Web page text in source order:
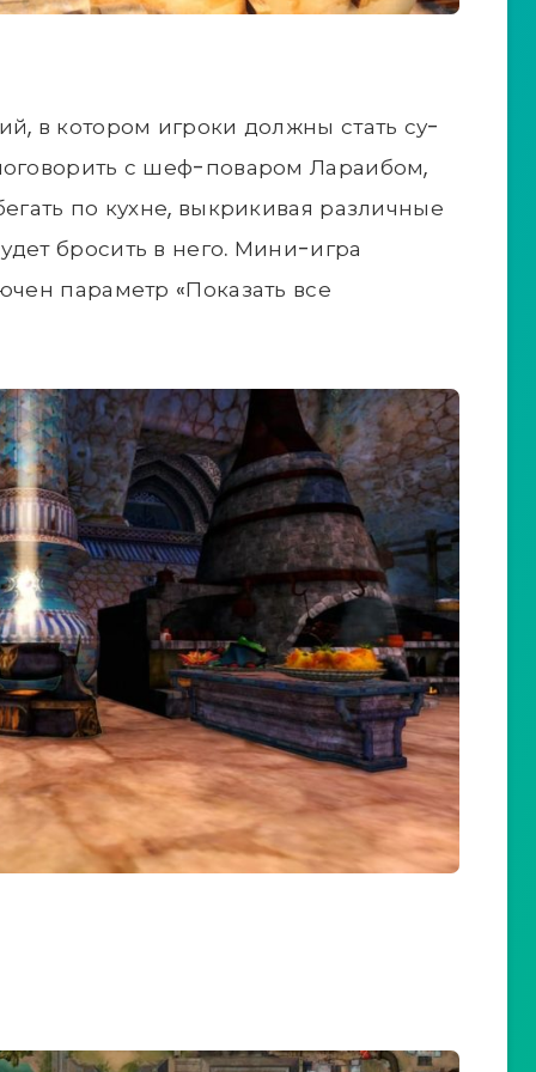
в котором игроки должны стать су-
с шеф-поваром Лараибом,
по кухне, выкрикивая различные
бросить в него. Мини-игра
параметр «Показать все